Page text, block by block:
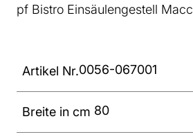
pf Bistro Einsäulengestell
Artikel Nr.0056-067001
Breite in cm 80